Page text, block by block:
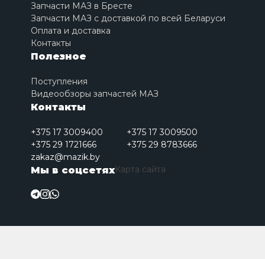
Запчасти МАЗ в Бресте
Запчасти МАЗ с доставкой по всей Беларуси
Оплата и доставка
Контакты
Полезное
Поступления
Видеообзоры запчастей МАЗ
Контакты
+375 17 3009400
+375 17 3009500
+375 29 1721666
+375 29 8783666
zakaz@mazik.by
Мы в соцсетяхКарта сайта